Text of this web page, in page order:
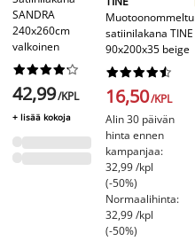
SANDRA
240x260cm
valkoinen






42,99/KPL
+ lisää kokoja
Muotoonommeltu
satiinilakana TINE
90x200x35 beige






16,50/KPL
Alin 30 päivän
hinta ennen
kampanjaa:
32,99 /kpl
(-50%)
Normaalihinta:
32,99 /kpl
(-50%)